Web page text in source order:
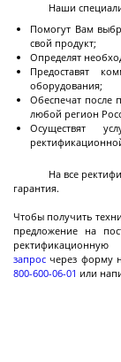
Наши
Помогут Вам
свой продукт;
Определят
Предоставят
оборудования;
Обеспечат после
любой регион
Осуществят
На все
гарантия.
Чтобы получить
предложение на
запросчерез форму
800-600-06-01 или